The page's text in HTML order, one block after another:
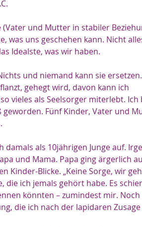
(Vater und Mutter in stabiler
was uns geschehen kann. Nicht
Idealste, was wir haben.
und niemand kann sie ersetzen.
gehegt wird, davon kann ich
vieles als Seelsorger miterlebt.
Fünf Kinder, Vater und
damals als 10jährigen Junge auf.
und Mama. Papa ging ärgerlich
Kinder-Blicke. „Keine Sorge, wir
die ich jemals gehört habe. Es
könnten – zumindest mir.
die ich nach der lapidaren